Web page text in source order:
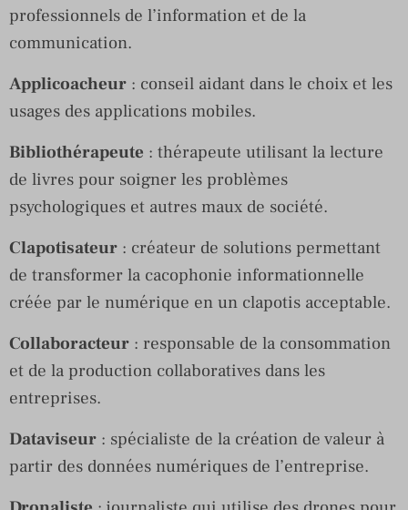
professionnels de l’information et de la
communication.
Applicoacheur : conseil aidant dans le choix et les
usages des applications mobiles.
Bibliothérapeute : thérapeute utilisant la lecture
de livres pour soigner les problèmes
psychologiques et autres maux de société.
Clapotisateur : créateur de solutions permettant
de transformer la cacophonie informationnelle
créée par le numérique en un clapotis acceptable.
Collaboracteur : responsable de la consommation
et de la production collaboratives dans les
entreprises.
Dataviseur : spécialiste de la création de valeur à
partir des données numériques de l’entreprise.